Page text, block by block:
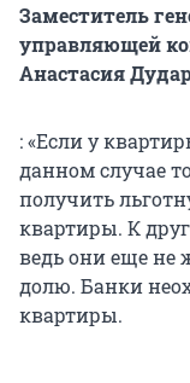
Заместитель
управляющей
Анастасия
: «Если у
данном случае
получить
квартиры. К
ведь они еще не
долю. Банки
квартиры.